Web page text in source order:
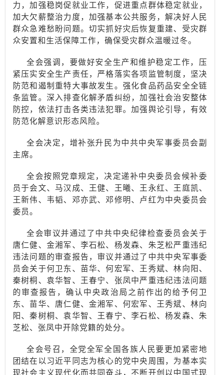
力，加强稳岗促就业工作，促进重点群体稳定就业，
加大欠薪整治力度，加强基本公共服务，解决好人民
群众急难愁盼问题。切实抓好灾后恢复重建、受灾群
众安置和生活保障工作，确保受灾群众温暖过冬。
全会强调，要做好安全生产和维护稳定工作，压
紧压实安全生产责任，严格落实各项监管制度，坚决
防范和遏制重特大事故发生。强化食品药品安全全链
条监管。深入排查化解矛盾纠纷，加强社会治安整体
防控，依法打击各类违法犯罪。加强舆论引导，有效
防范化解意识形态风险。
全会决定，增补张升民为中共中央军事委员会副
主席。
全会按照党章规定，决定递补中央委员会候补委
员于会文、马汉成、王健、王曦、王永红、王庭凯、
王新伟、韦韬、邓亦武、邓修明、卢红为中央委员会
委员。
全会审议并通过了中共中央纪律检查委员会关于
唐仁健、金湘军、李石松、杨发森、朱芝松严重违纪
违法问题的审查报告，审议并通过了中共中央军事委
员会关于何卫东、苗华、何宏军、王秀斌、林向阳、
秦树桐、袁华智、王春宁、张凤中严重违纪违法问题
的审查报告，确认中央政治局之前作出的给予何卫
东、苗华、唐仁健、金湘军、何宏军、王秀斌、林向
阳、秦树桐、袁华智、王春宁、李石松、杨发森、朱
芝松、张凤中开除党籍的处分。
全会号召，全党全军全国各族人民要更加紧密地
团结在以习近平同志为核心的党中央周围，为基本实
现社会主义现代化而共同奋斗，不断开创以中国式现